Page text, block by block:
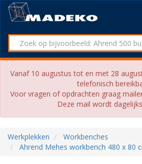
Vanaf 10 augustus tot en met 28
telefonisch
Voor vragen of opdrachten graag
Deze mail wordt
Werkplekken
Workbenches
Ahrend Mehes workbench 480 x 80